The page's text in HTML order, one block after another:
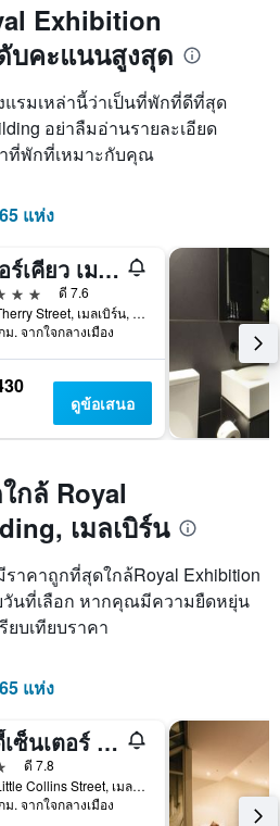
Exhibition
คะแนนสูงสุด
แรมเหล่านี้ว่าเป็นที่พักที่ดีที่สุด
อย่าลืมอ่านรายละเอียด
ที่พักที่เหมาะกับคุณ
แห่ง
เมอร์เคียว เมลเบิร์น เทอร์รี่ สตรีท
ว
ดี 7.6
43 Therry Street, เมลเบิร์น, VIC, ออสเตรเลีย
ม. จากใจกลางเมือง
ดูข้อเสนอ
กล้ Royal
เมลเบิร์น
าคาถูกที่สุดใกล้Royal Exhibition
วันที่เลือก หากคุณมีความยืดหยุ่น
ยบเทียบราคา
แห่ง
ซิตี้เซ็นเตอร์ บัดเจ็ทโฮเทล
ดี 7.8
22 Little Collins Street, เมลเบิร์น, VIC, ออสเตรเลีย
ม. จากใจกลางเมือง